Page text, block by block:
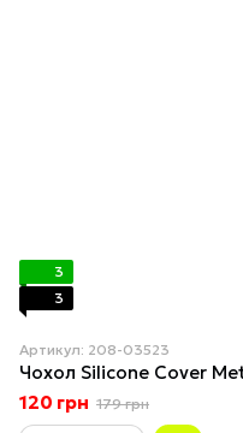
3
3
Артикул: 208-03523
120 грн 179 грн